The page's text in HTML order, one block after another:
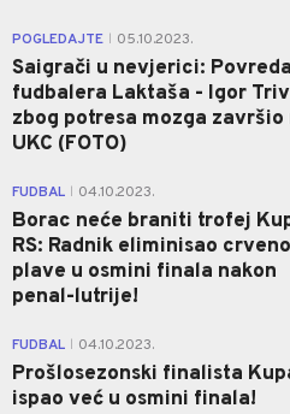
POGLEDAJTE 05.10.2023.
Saigrači u nevjerici: Povreda
fudbalera Laktaša - Igor
zbog potresa mozga završio
UKC (FOTO)
FUDBAL 04.10.2023.
Borac neće braniti trofej
RS: Radnik eliminisao
plave u osmini finala nakon
penal-lutrije!
FUDBAL 04.10.2023.
Prošlosezonski finalista
ispao već u osmini finala!